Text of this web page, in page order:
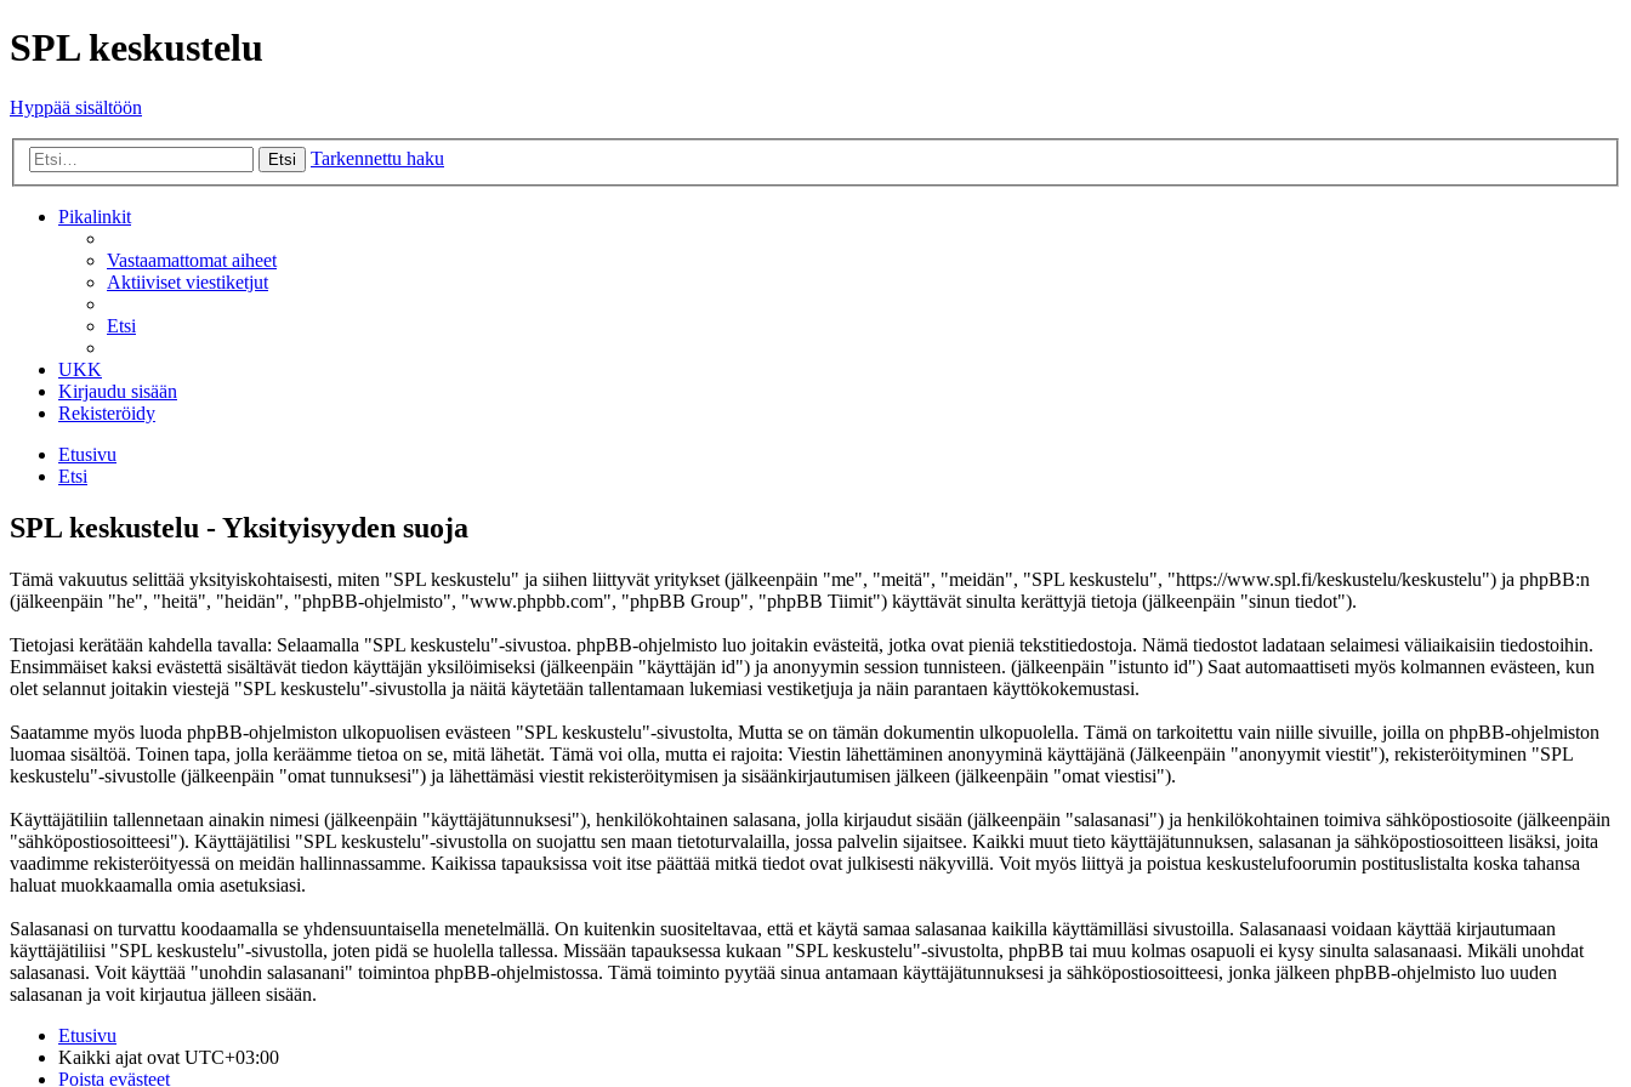
SPL keskustelu
Hyppää sisältöön
Etsi Tarkennettu haku
Pikalinkit
Vastaamattomat aiheet
Aktiiviset viestiketjut
Etsi
UKK
Kirjaudu sisään
Rekisteröidy
Etusivu
Etsi
SPL keskustelu - Yksityisyyden suoja
Tämä vakuutus selittää yksityiskohtaisesti, miten "SPL keskustelu" ja siihen liittyvät yritykset (jälkeenpäin "me", "meitä", "meidän", "SPL keskustelu", "https://www.spl.fi/keskustelu/keskustelu") ja phpBB:n
(jälkeenpäin "he", "heitä", "heidän", "phpBB-ohjelmisto", "www.phpbb.com", "phpBB Group", "phpBB Tiimit") käyttävät sinulta kerättyjä tietoja (jälkeenpäin "sinun tiedot").
Tietojasi kerätään kahdella tavalla: Selaamalla "SPL keskustelu"-sivustoa. phpBB-ohjelmisto luo joitakin evästeitä, jotka ovat pieniä tekstitiedostoja. Nämä tiedostot ladataan selaimesi väliaikaisiin tiedostoihin.
Ensimmäiset kaksi evästettä sisältävät tiedon käyttäjän yksilöimiseksi (jälkeenpäin "käyttäjän id") ja anonyymin session tunnisteen. (jälkeenpäin "istunto id") Saat automaattiseti myös kolmannen evästeen, kun
olet selannut joitakin viestejä "SPL keskustelu"-sivustolla ja näitä käytetään tallentamaan lukemiasi vestiketjuja ja näin parantaen käyttökokemustasi.
Saatamme myös luoda phpBB-ohjelmiston ulkopuolisen evästeen "SPL keskustelu"-sivustolta, Mutta se on tämän dokumentin ulkopuolella. Tämä on tarkoitettu vain niille sivuille, joilla on phpBB-ohjelmiston
luomaa sisältöä. Toinen tapa, jolla keräämme tietoa on se, mitä lähetät. Tämä voi olla, mutta ei rajoita: Viestin lähettäminen anonyyminä käyttäjänä (Jälkeenpäin "anonyymit viestit"), rekisteröityminen "SPL
keskustelu"-sivustolle (jälkeenpäin "omat tunnuksesi") ja lähettämäsi viestit rekisteröitymisen ja sisäänkirjautumisen jälkeen (jälkeenpäin "omat viestisi").
Käyttäjätiliin tallennetaan ainakin nimesi (jälkeenpäin "käyttäjätunnuksesi"), henkilökohtainen salasana, jolla kirjaudut sisään (jälkeenpäin "salasanasi") ja henkilökohtainen toimiva sähköpostiosoite (jälkeenpäin
"sähköpostiosoitteesi"). Käyttäjätilisi "SPL keskustelu"-sivustolla on suojattu sen maan tietoturvalailla, jossa palvelin sijaitsee. Kaikki muut tieto käyttäjätunnuksen, salasanan ja sähköpostiosoitteen lisäksi, joita
vaadimme rekisteröityessä on meidän hallinnassamme. Kaikissa tapauksissa voit itse päättää mitkä tiedot ovat julkisesti näkyvillä. Voit myös liittyä ja poistua keskustelufoorumin postituslistalta koska tahansa
haluat muokkaamalla omia asetuksiasi.
Salasanasi on turvattu koodaamalla se yhdensuuntaisella menetelmällä. On kuitenkin suositeltavaa, että et käytä samaa salasanaa kaikilla käyttämilläsi sivustoilla. Salasanaasi voidaan käyttää kirjautumaan
käyttäjätiliisi "SPL keskustelu"-sivustolla, joten pidä se huolella tallessa. Missään tapauksessa kukaan "SPL keskustelu"-sivustolta, phpBB tai muu kolmas osapuoli ei kysy sinulta salasanaasi. Mikäli unohdat
salasanasi. Voit käyttää "unohdin salasanani" toimintoa phpBB-ohjelmistossa. Tämä toiminto pyytää sinua antamaan käyttäjätunnuksesi ja sähköpostiosoitteesi, jonka jälkeen phpBB-ohjelmisto luo uuden
salasanan ja voit kirjautua jälleen sisään.
Etusivu
Kaikki ajat ovat UTC+03:00
Poista evästeet